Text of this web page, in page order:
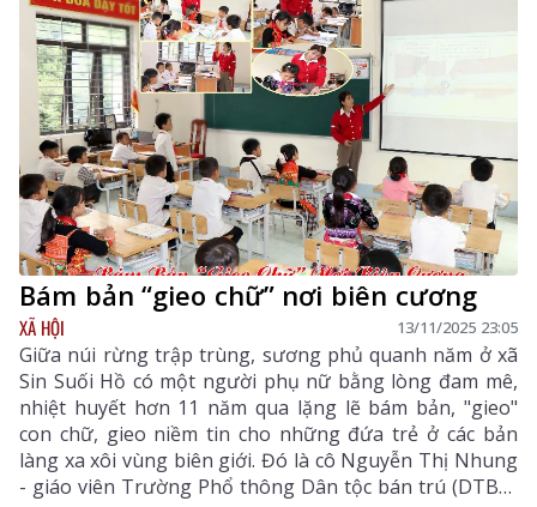
Bám bản “gieo chữ” nơi biên cương
XÃ HỘI 13/11/2025 23:05
Giữa núi rừng trập trùng, sương phủ quanh năm ở xã
Sin Suối Hồ có một người phụ nữ bằng lòng đam mê,
nhiệt huyết hơn 11 năm qua lặng lẽ bám bản, "gieo"
con chữ, gieo niềm tin cho những đứa trẻ ở các bản
làng xa xôi vùng biên giới. Đó là cô Nguyễn Thị Nhung
- giáo viên Trường Phổ thông Dân tộc bán trú (DTBT)